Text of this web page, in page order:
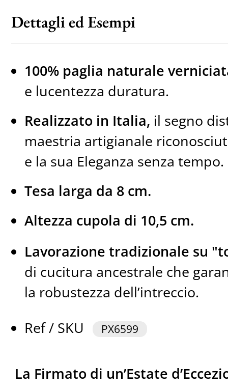
Dettagli ed Esempi
100% paglia naturale
e lucentezza duratura.
Realizzato in Italia, il segno
maestria artigianale
e la sua Eleganza senza tempo.
Tesa larga da 8 cm.
Altezza cupola di 10,5 cm.
Lavorazione tradizionale su
di cucitura ancestrale che
la robustezza dell’intreccio.
Ref / SKU
PX6599
La Firmato di un’Estate